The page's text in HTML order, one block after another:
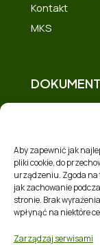
Aby zapewnić jak
pliki cookie, do
urządzeniu. Zgoda na
jak zachowanie
stronie. Brak
wpłynąć na niektóre
Zarządzaj serwisami
Kontakt
MKS
Deklaracja
Polityka
Mapa strony
Polityka
Zakres
RSS